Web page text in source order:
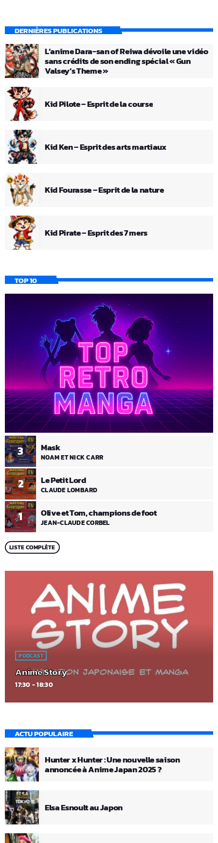
DERNIÈRES PUBLICATIONS
L’anime Dara-san of Reiwa dévoile une vidéo
sans crédits de son ending spécial « Gun
Valsey’s Theme »
Kid Pilote – Esprit de la course
Kid Ken – Esprit des arts martiaux
Kid Fourasse – Esprit de la nature
Kid Pirate – Esprit des 7 mers
TOP 10
1 Olive et Tom, champions de foot
JEAN-CLAUDE CORBEL
2 Le Petit Lord
CLAUDE LOMBARD
3 Mask
NOAM ET NICK CARR
LISTE COMPLÈTE
PODCAST
Anime Story
17:30 - 18:30
ACTU POPULAIRE
Hunter x Hunter : Une nouvelle saison
annoncée à Anime Japan 2025 ?
Elsa Esnoult au Japon